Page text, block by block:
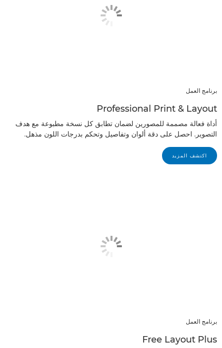
برنامج العمل
Professional Print & Layout
أداة فعالة مصممة للمصورين لضمان تطابق كل نسخة مطبوعة مع هدف
التصوير. احصل على دقة ألوان وتفاصيل وتحكم بدرجات اللون مذهل.
اكتشف المزيد
برنامج العمل
Free Layout Plus